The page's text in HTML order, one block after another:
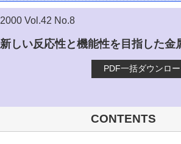
2000 Vol.42 No.8
新しい反応性と機能性を目指した金
PDF一括ダウンロ
CONTENTS